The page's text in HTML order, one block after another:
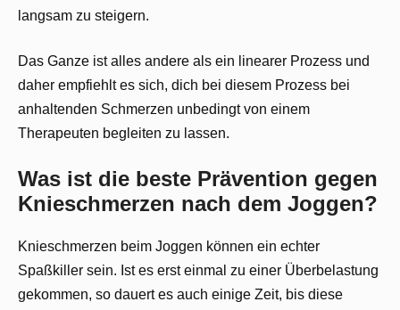
langsam zu steigern.
Das Ganze ist alles andere als ein linearer Prozess und
daher empfiehlt es sich, dich bei diesem Prozess bei
anhaltenden Schmerzen unbedingt von einem
Therapeuten begleiten zu lassen.
Was ist die beste Prävention gegen
Knieschmerzen nach dem Joggen?
Knieschmerzen beim Joggen können ein echter
Spaßkiller sein. Ist es erst einmal zu einer Überbelastung
gekommen, so dauert es auch einige Zeit, bis diese